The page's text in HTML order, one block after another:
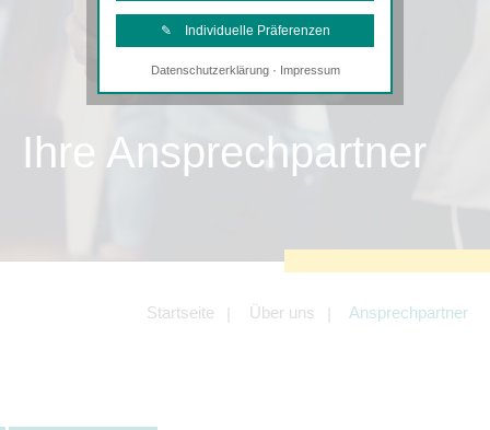
Ihre Ansprechpartner
Startseite Über uns Ansprechpartner
✎ Individuelle Präferenzen
Notwendige Cookies
Diese Cookies sind erforderlich, um die
Tracking- und Targeting-Cookies
Angebotes einschließlich der
Angeboten von z.B. Facebook und
LinkedIn.
Datenschutzerklärung· Impressum